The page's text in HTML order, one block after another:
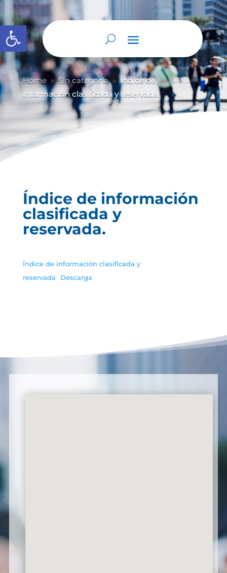
Abrir barra de herramientas
Home 9 Sin categoría 9 Índice de
información clasificada y reservada.
Índice de información
clasificada y
reservada.
Índice de información clasificada y
reservada
Descarga